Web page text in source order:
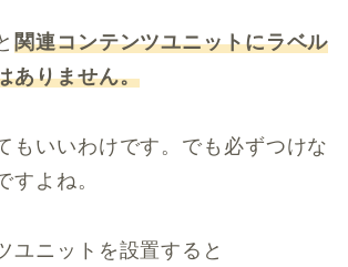
関連コンテンツユニットにラベル
ありません。
もいいわけです。でも必ずつけな
すよね。
ユニットを設置すると